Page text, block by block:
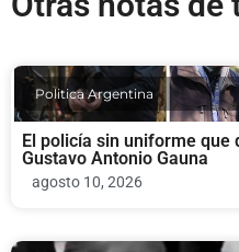
Politica Argentina
El policía sin uniforme que
Gustavo Antonio Gauna
agosto 10, 2026